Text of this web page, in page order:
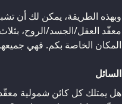
وبهذه الطريقة، يمكن لك أن
معقّد العقل/الجسد/الروح،
المكان الخاصة بكم. فهي
السائل
هل يمتلك كل كائن شمولية